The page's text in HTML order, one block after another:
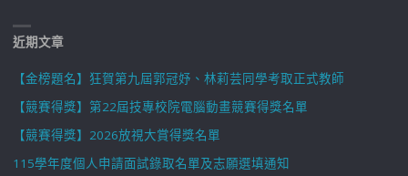
近期文章
【金榜題名】狂賀第九屆郭冠妤、林莉芸同學考取正式教師
【競賽得獎】第22屆技專校院電腦動畫競賽得獎名單
【競賽得獎】2026放視大賞得獎名單
115學年度個人申請面試錄取名單及志願選填通知